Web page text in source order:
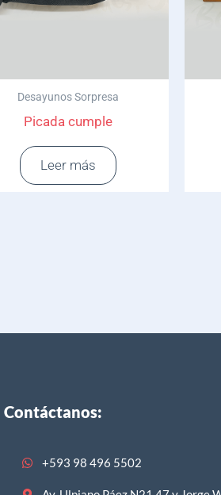
Desayunos Sorpresa
Picada cumple
Leer más
Contáctanos:
+593 98 496 5502